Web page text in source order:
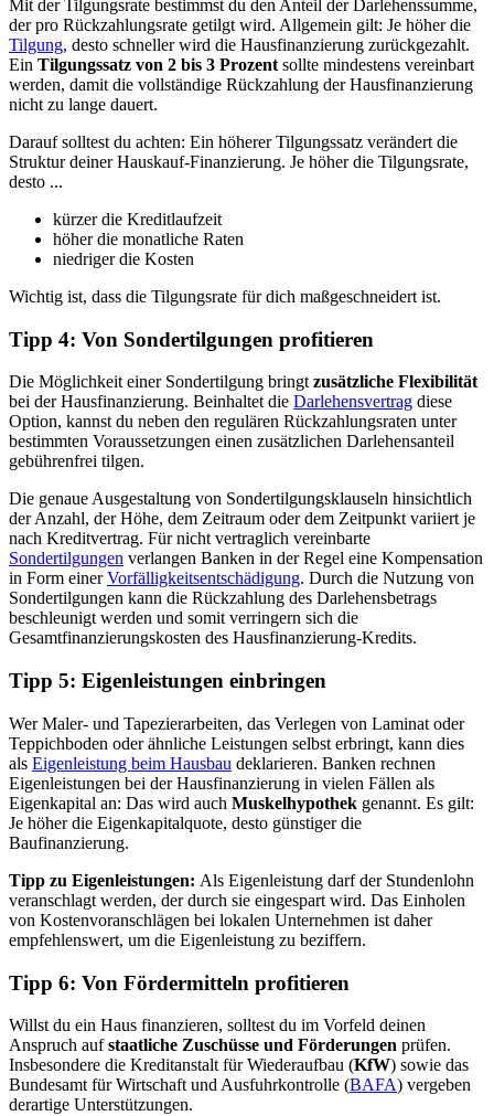
Mit der Tilgungsrate bestimmst du den Anteil der Darlehenssumme,
der pro Rückzahlungsrate getilgt wird. Allgemein gilt: Je höher die
Tilgung, desto schneller wird die Hausfinanzierung zurückgezahlt.
Ein Tilgungssatz von 2 bis 3 Prozent sollte mindestens vereinbart
werden, damit die vollständige Rückzahlung der Hausfinanzierung
nicht zu lange dauert.
Darauf solltest du achten: Ein höherer Tilgungssatz verändert die
Struktur deiner Hauskauf-Finanzierung. Je höher die Tilgungsrate,
desto ...
kürzer die Kreditlaufzeit
höher die monatliche Raten
niedriger die Kosten
Wichtig ist, dass die Tilgungsrate für dich maßgeschneidert ist.
Tipp 4: Von Sondertilgungen profitieren
Die Möglichkeit einer Sondertilgung bringtzusätzliche Flexibilität
bei der Hausfinanzierung. Beinhaltet die Darlehensvertrag diese
Option, kannst du neben den regulären Rückzahlungsraten unter
bestimmten Voraussetzungen einen zusätzlichen Darlehensanteil
gebührenfrei tilgen.
Die genaue Ausgestaltung von Sondertilgungsklauseln hinsichtlich
der Anzahl, der Höhe, dem Zeitraum oder dem Zeitpunkt variiert je
nach Kreditvertrag. Für nicht vertraglich vereinbarte
Sondertilgungen verlangen Banken in der Regel eine Kompensation
in Form einerVorfälligkeitsentschädigung. Durch die Nutzung von
Sondertilgungen kann die Rückzahlung des Darlehensbetrags
beschleunigt werden und somit verringern sich die
Gesamtfinanzierungskosten des Hausfinanzierung-Kredits.
Tipp 5: Eigenleistungen einbringen
Wer Maler- und Tapezierarbeiten, das Verlegen von Laminat oder
Teppichboden oder ähnliche Leistungen selbst erbringt, kann dies
als Eigenleistung beim Hausbau deklarieren. Banken rechnen
Eigenleistungen bei der Hausfinanzierung in vielen Fällen als
Eigenkapital an: Das wird auch Muskelhypothek genannt. Es gilt:
Je höher die Eigenkapitalquote, desto günstiger die
Baufinanzierung.
Tipp zu Eigenleistungen: Als Eigenleistung darf der Stundenlohn
veranschlagt werden, der durch sie eingespart wird. Das Einholen
von Kostenvoranschlägen bei lokalen Unternehmen ist daher
empfehlenswert, um die Eigenleistung zu beziffern.
Tipp 6: Von Fördermitteln profitieren
Willst du ein Haus finanzieren, solltest du im Vorfeld deinen
Anspruch aufstaatliche Zuschüsse und Förderungen prüfen.
Insbesondere die Kreditanstalt für Wiederaufbau (KfW) sowie das
Bundesamt für Wirtschaft und Ausfuhrkontrolle (BAFA) vergeben
derartige Unterstützungen.